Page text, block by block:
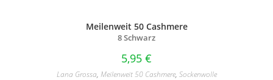
Meilenweit 50 Cashmere
8 Schwarz
5,95 €
Lana Grossa, Meilenweit 50 Cashmere, Sockenwolle